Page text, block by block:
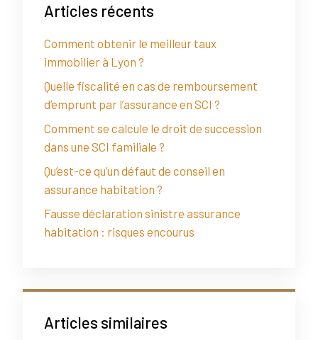
Articles récents
Comment obtenir le meilleur taux
immobilier à Lyon ?
Quelle fiscalité en cas de remboursement
d’emprunt par l’assurance en SCI ?
Comment se calcule le droit de succession
dans une SCI familiale ?
Qu’est-ce qu’un défaut de conseil en
assurance habitation ?
Fausse déclaration sinistre assurance
habitation : risques encourus
Articles similaires